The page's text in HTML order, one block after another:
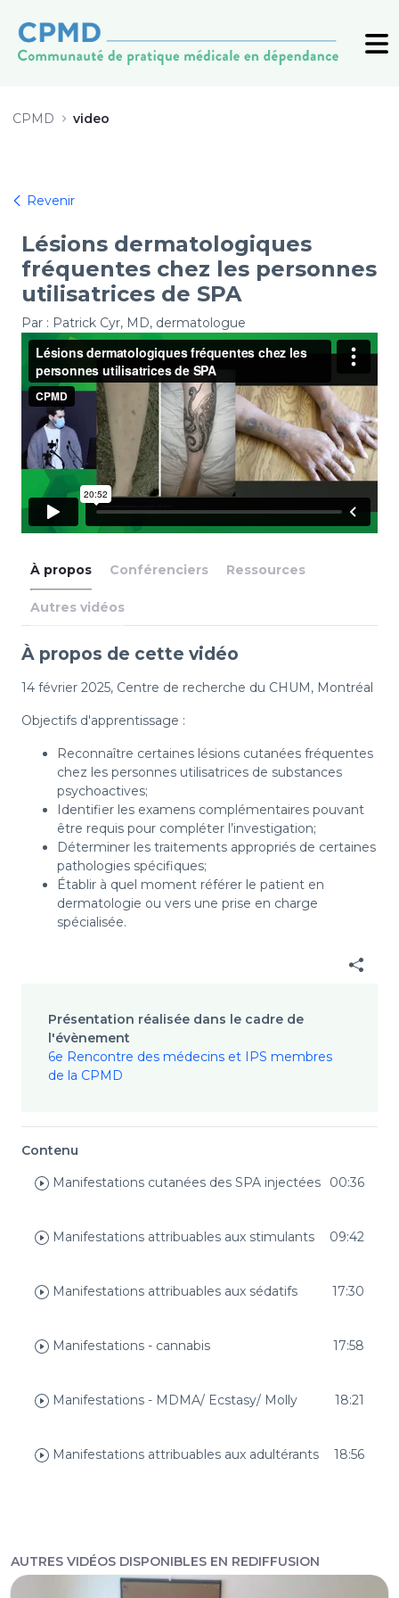
CPMD video
Revenir
Lésions dermatologiques
fréquentes chez les personnes
utilisatrices de SPA
Par : Patrick Cyr, MD, dermatologue
À propos Conférenciers Ressources
Autres vidéos
À propos de cette vidéo
14 février 2025, Centre de recherche du CHUM, Montréal
Objectifs d'apprentissage :
Reconnaître certaines lésions cutanées fréquentes
chez les personnes utilisatrices de substances
psychoactives;
Identifier les examens complémentaires pouvant
être requis pour compléter l’investigation;
Déterminer les traitements appropriés de certaines
pathologies spécifiques;
Établir à quel moment référer le patient en
dermatologie ou vers une prise en charge
spécialisée.
Présentation réalisée dans le cadre de
l'évènement
6e Rencontre des médecins et IPS membres
de la CPMD
Contenu
Manifestations cutanées des SPA injectées
00:36
Manifestations attribuables aux stimulants 09:42
Manifestations attribuables aux sédatifs 17:30
Manifestations - cannabis 17:58
Manifestations - MDMA/ Ecstasy/ Molly 18:21
Manifestations attribuables aux adultérants 18:56
AUTRES VIDÉOS DISPONIBLES EN REDIFFUSION